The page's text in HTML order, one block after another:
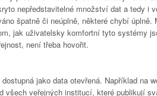
nepředstavitelné množství dat a tedy i
špatně či neúplně, některé chybí úplně.
jak uživatelsky komfortní tyto systémy
není třeba hovořit.
jako data otevřená. Například na
všech veřejných institucí, které publikují